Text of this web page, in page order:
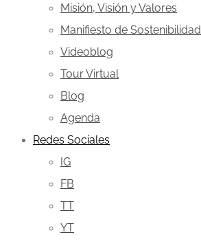
Misión, Visión y Valores
Manifiesto de Sostenibilidad
Videoblog
Tour Virtual
Blog
Agenda
Redes Sociales
IG
FB
TT
YT